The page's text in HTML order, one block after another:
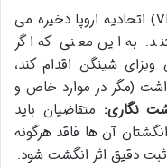
این اطلاعات در سیستم اطلاعات ویزا (VIS) اتحادیه اروپا ذخیره می
معتبر هستند. به این معنی که اگر
ویزای شینگن اقدام کند،
(مگر در موارد خاص و
نگاری: متقاضیان باید
آن ها فاقد هرگونه
ثبت دقیق اثر انگشت شود.